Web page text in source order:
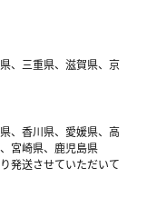
、三重県、滋賀県、京
、香川県、愛媛県、高
宮崎県、鹿児島県
発送させていただいて